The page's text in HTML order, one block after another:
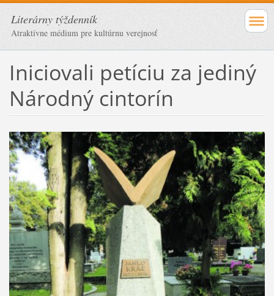
Literárny týždenník
Atraktívne médium pre kultúrnu verejnosť
Iniciovali petíciu za jediný
Národný cintorín